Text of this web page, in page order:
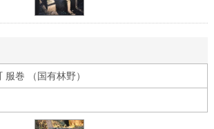
服巻 （国有林野）